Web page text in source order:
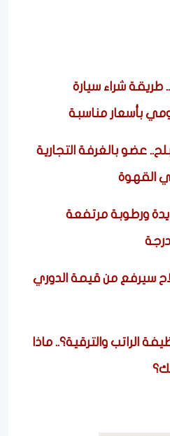
شراء سيارة
بأسعار مناسبة
عضو بالغرفة التجارية
القهوة
ورطوبة مرتفعة
سيرفع من قيمة الدوري
الراتب والترقية؟.. ماذا